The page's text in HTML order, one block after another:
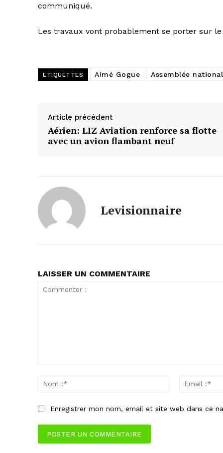
communiqué.
Les travaux vont probablement se porter sur
ETIQUETTES Aimé Gogue Assemblée
Article précédent
Aérien: LIZ Aviation renforce sa flotte
avec un avion flambant neuf
Levisionnaire
LAISSER UN COMMENTAIRE
Enregistrer mon nom, email et site web dans ce